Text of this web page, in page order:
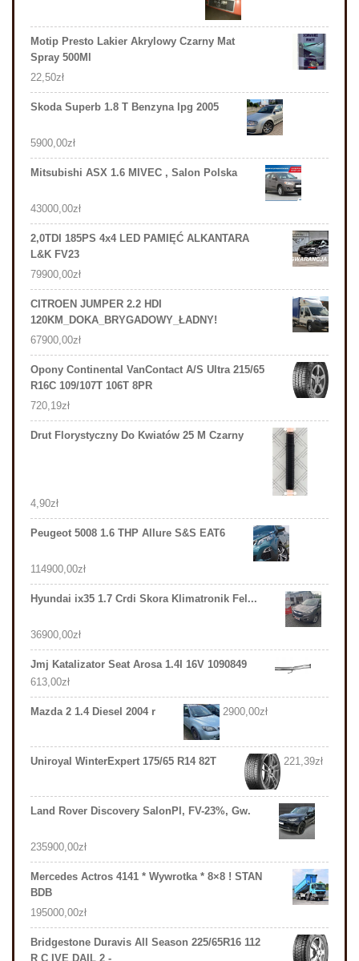
Motip Presto Lakier Akrylowy Czarny Mat
Spray 500Ml
22,50zł
Skoda Superb 1.8 T Benzyna lpg 2005
5900,00zł
Mitsubishi ASX 1.6 MIVEC , Salon Polska
43000,00zł
2,0TDI 185PS 4x4 LED PAMIĘĆ ALKANTARA
L&K FV23
79900,00zł
CITROEN JUMPER 2.2 HDI
120KM_DOKA_BRYGADOWY_ŁADNY!
67900,00zł
Opony Continental VanContact A/S Ultra 215/65
R16C 109/107T 106T 8PR
720,19zł
Drut Florystyczny Do Kwiatów 25 M Czarny
4,90zł
Peugeot 5008 1.6 THP Allure S&S EAT6
114900,00zł
Hyundai ix35 1.7 Crdi Skora Klimatronik Fel...
36900,00zł
Jmj Katalizator Seat Arosa 1.4I 16V 1090849
613,00zł
Mazda 2 1.4 Diesel 2004 r 2900,00zł
Uniroyal WinterExpert 175/65 R14 82T 221,39zł
Land Rover Discovery SalonPl, FV-23%, Gw.
235900,00zł
Mercedes Actros 4141 * Wywrotka * 8×8 ! STAN
BDB
195000,00zł
Bridgestone Duravis All Season 225/65R16 112
R C IVE DAIL 2 -